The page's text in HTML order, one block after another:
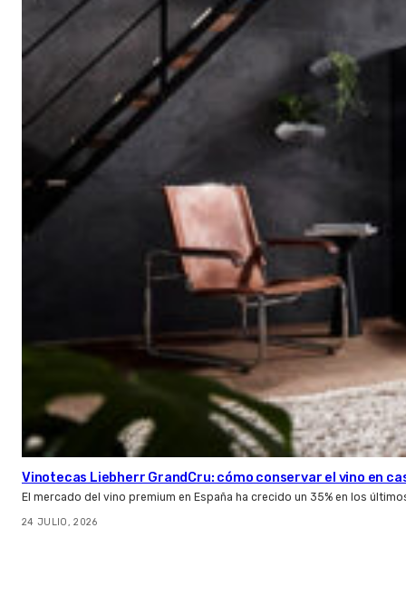
Vinotecas Liebherr GrandCru: cómo conservar el vino en
El mercado del vino premium en España ha crecido un 35% en los
24 JULIO, 2026